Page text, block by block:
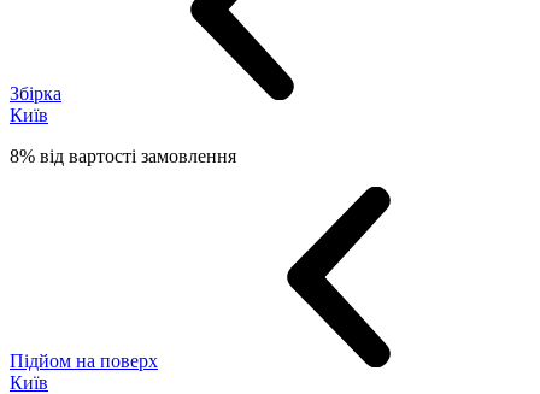
Збірка
Київ
8% від вартості замовлення
Підйом на поверх
Київ